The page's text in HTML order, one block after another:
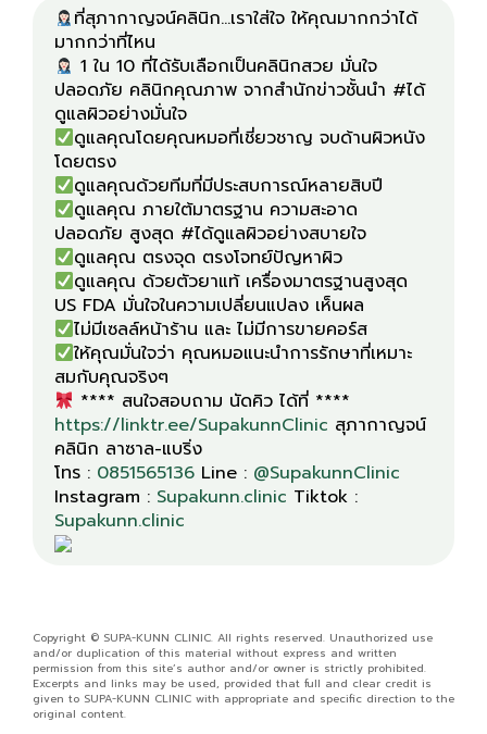
ที่สุภากาญจน์คลินิก...เราใส่ใจ ให้คุณมากกว่าได้
1 ใน 10 ที่ได้รับเลือกเป็นคลินิกสวย มั่นใจ
ปลอดภัย คลินิกคุณภาพ จากสำนักข่าวชั้นนำ #ได้
ดูแลคุณโดยคุณหมอที่เชี่ยวชาญ จบด้านผิวหนัง
ดูแลคุณ ภายใต้มาตรฐาน ความสะอาด
ดูแลคุณ ด้วยตัวยาแท้ เครื่องมาตรฐานสูงสุด
ให้คุณมั่นใจว่า คุณหมอแนะนำการรักษาที่เหมาะ
**** สนใจสอบถาม นัดคิว ได้ที่ ****
https://linktr.ee/SupakunnClinic สุภากาญจน์
คลินิก ลาซาล-แบริ่ง
โทร : 0851565136 Line : @SupakunnClinic
Instagram : Supakunn.clinic Tiktok :
Supakunn.clinic
Copyright © SUPA-KUNN CLINIC. All rights reserved. Unauthorized use
and/or duplication of this material without express and written
permission from this site’s author and/or owner is strictly prohibited.
Excerpts and links may be used, provided that full and clear credit is
given to SUPA-KUNN CLINIC with appropriate and specific direction to the
original content.